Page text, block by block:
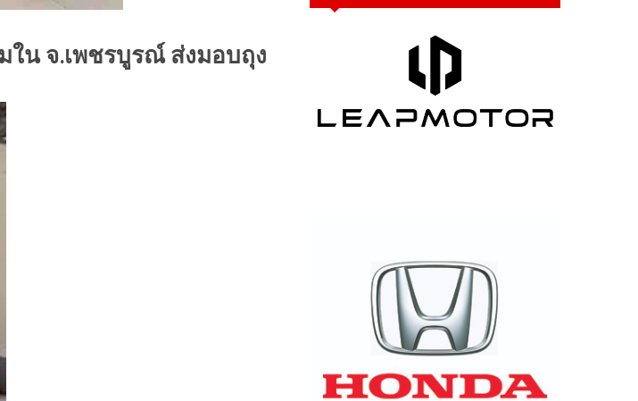
น จ.เพชรบูรณ์ ส่งมอบถุง